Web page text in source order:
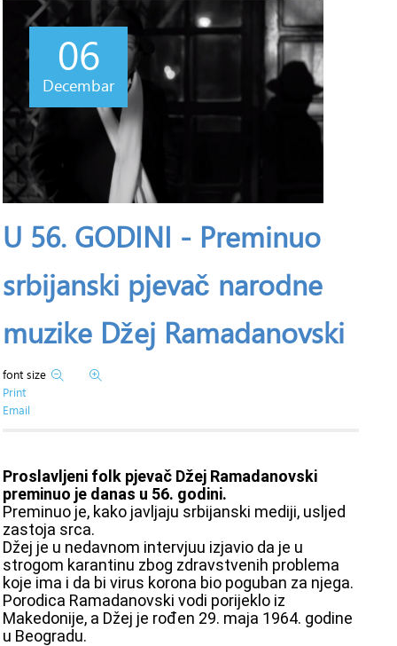
06
Decembar
U 56. GODINI - Preminuo
srbijanski pjevač narodne
muzike Džej Ramadanovski
font size
Print
Email
Proslavljeni folk pjevač Džej Ramadanovski
preminuo je danas u 56. godini.
Preminuo je, kako javljaju srbijanski mediji, usljed
zastoja srca.
Džej je u nedavnom intervjuu izjavio da je u
strogom karantinu zbog zdravstvenih problema
koje ima i da bi virus korona bio poguban za njega.
Porodica Ramadanovski vodi porijeklo iz
Makedonije, a Džej je rođen 29. maja 1964. godine
u Beogradu.